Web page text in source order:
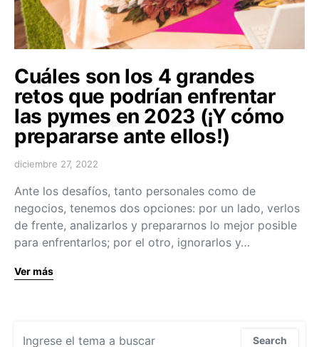
Cuáles son los 4 grandes
retos que podrían enfrentar
las pymes en 2023 (¡Y cómo
prepararse ante ellos!)
diciembre 27, 2022
Ante los desafíos, tanto personales como de
negocios, tenemos dos opciones: por un lado, verlos
de frente, analizarlos y prepararnos lo mejor posible
para enfrentarlos; por el otro, ignorarlos y…
Ver más
Search